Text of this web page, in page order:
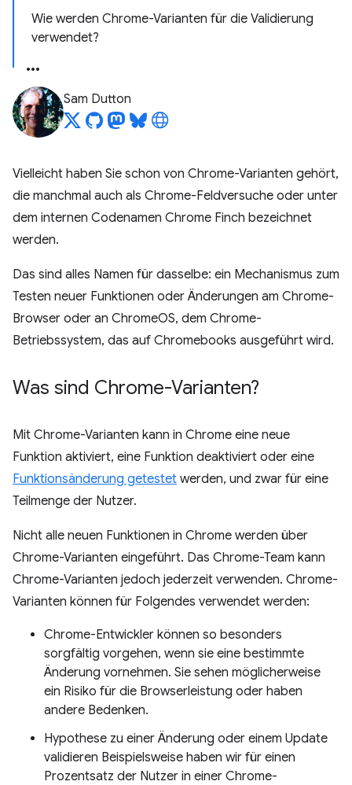
Wie werden Chrome-Varianten für die Validierung
verwendet?
Sam Dutton
Vielleicht haben Sie schon von Chrome-Varianten gehört,
die manchmal auch als Chrome-Feldversuche oder unter
dem internen Codenamen Chrome Finch bezeichnet
werden.
Das sind alles Namen für dasselbe: ein Mechanismus zum
Testen neuer Funktionen oder Änderungen am Chrome-
Browser oder an ChromeOS, dem Chrome-
Betriebssystem, das auf Chromebooks ausgeführt wird.
Was sind Chrome-Varianten?
Mit Chrome-Varianten kann in Chrome eine neue
Funktion aktiviert, eine Funktion deaktiviert oder eine
Funktionsänderung getestet werden, und zwar für eine
Teilmenge der Nutzer.
Nicht alle neuen Funktionen in Chrome werden über
Chrome-Varianten eingeführt. Das Chrome-Team kann
Chrome-Varianten jedoch jederzeit verwenden. Chrome-
Varianten können für Folgendes verwendet werden:
Chrome-Entwickler können so besonders
sorgfältig vorgehen, wenn sie eine bestimmte
Änderung vornehmen. Sie sehen möglicherweise
ein Risiko für die Browserleistung oder haben
andere Bedenken.
Hypothese zu einer Änderung oder einem Update
validieren Beispielsweise haben wir für einen
Prozentsatz der Nutzer in einer Chrome-